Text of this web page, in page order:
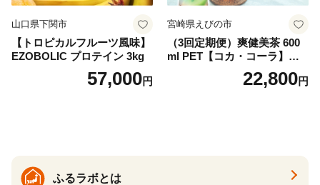
山口県下関市
【トロピカルフルーツ風味】
EZOBOLIC プロテイン 3kg
57,000円
宮崎県えびの市
（3回定期便）爽健美茶 600
ml PET【コカ・コーラ】ペ
ットボトル 1ケース(24本) 定
期便 3回(72本) セット お茶
22,800円
ふるラボとは